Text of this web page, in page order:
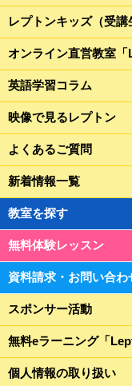
レプトンキッズ（受講
オンライン直営教室「
英語学習コラム
映像で見るレプトン
よくあるご質問
新着情報一覧
教室を探す
無料体験レッスン
資料請求・お問い合わ
スポンサー活動
無料eラーニング「
個人情報の取り扱い